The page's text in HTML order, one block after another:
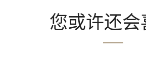
您或许还会